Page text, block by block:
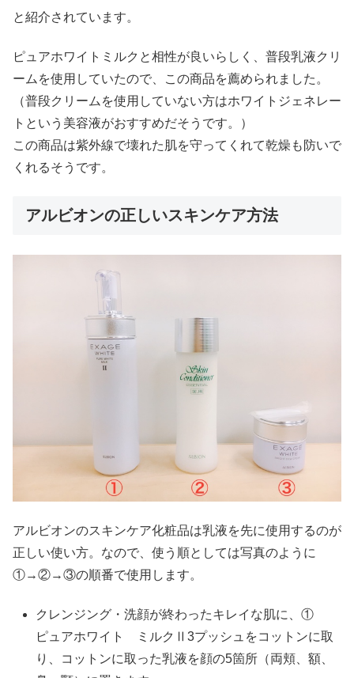
と紹介されています。
ピュアホワイトミルクと相性が良いらしく、普段乳液クリ
ームを使用していたので、この商品を薦められました。
（普段クリームを使用していない方はホワイトジェネレー
トという美容液がおすすめだそうです。）
この商品は紫外線で壊れた肌を守ってくれて乾燥も防いで
くれるそうです。
アルビオンの正しいスキンケア方法
アルビオンのスキンケア化粧品は乳液を先に使用するのが
正しい使い方。なので、使う順としては写真のように
①→②→③の順番で使用します。
クレンジング・洗顔が終わったキレイな肌に、①
ピュアホワイト ミルクⅡ3プッシュをコットンに取
り、コットンに取った乳液を顔の5箇所（両頬、額、